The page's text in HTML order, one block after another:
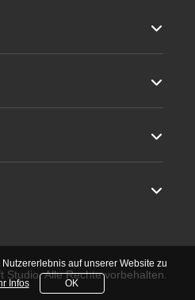
Alle Rechte vorbehalten.
auf unserer Website zu
Infos OK